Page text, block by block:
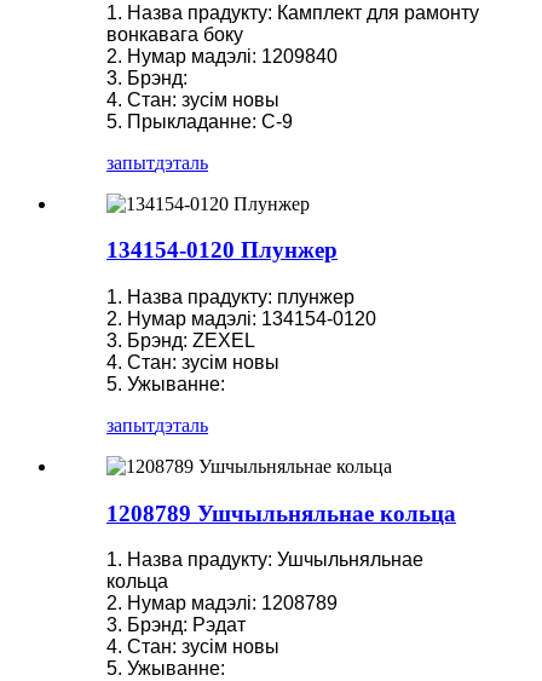
1. Назва прадукту: Камплект для рамонту
вонкавага боку
2. Нумар мадэлі: 1209840
3. Брэнд:
4. Стан: зусім новы
5. Прыкладанне: C-9
запытдэталь
134154-0120 Плунжер
1. Назва прадукту: плунжер
2. Нумар мадэлі: 134154-0120
3. Брэнд: ZEXEL
4. Стан: зусім новы
5. Ужыванне:
запытдэталь
1208789 Ушчыльняльнае кольца
1. Назва прадукту: Ушчыльняльнае
кольца
2. Нумар мадэлі: 1208789
3. Брэнд: Рэдат
4. Стан: зусім новы
5. Ужыванне: